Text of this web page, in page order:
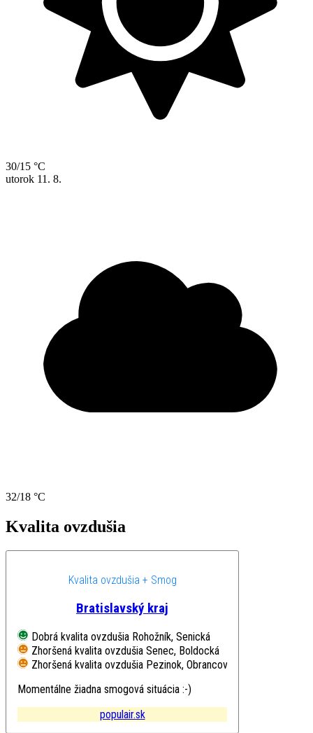
30/15 °C
utorok 11. 8.
32/18 °C
Kvalita ovzdušia
Kvalita ovzdušia + Smog
Bratislavský kraj
Dobrá kvalita ovzdušia Rohožník, Senická
Zhoršená kvalita ovzdušia Senec, Boldocká
Zhoršená kvalita ovzdušia Pezinok, Obrancov mieru
Momentálne žiadna smogová situácia :-)
populair.sk